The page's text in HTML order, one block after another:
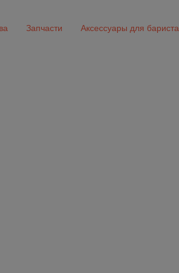
Запчасти Аксессуары для бариста